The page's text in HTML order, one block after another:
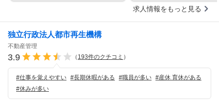
求人情報をもっと見る
独立行政法人都市再生機構
不動産管理
3.9 （ 193件のクチコミ ）
#仕事を覚えやすい #長期休暇がある #職員が多い #産休 育休がある
#休みが多い